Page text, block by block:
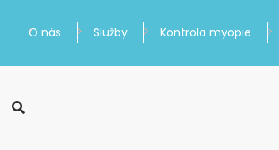
O nás Služby Kontrola myopie